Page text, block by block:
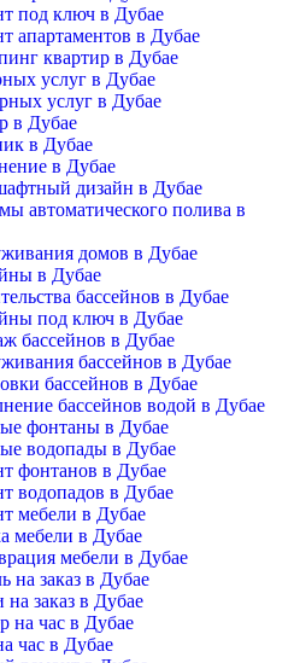
под ключ в Дубае
апартаментов в Дубае
квартир в Дубае
услуг в Дубае
услуг в Дубае
в Дубае
в Дубае
в Дубае
дизайн в Дубае
автоматического полива в
домов в Дубае
в Дубае
бассейнов в Дубае
под ключ в Дубае
бассейнов в Дубае
бассейнов в Дубае
бассейнов в Дубае
бассейнов водой в Дубае
фонтаны в Дубае
водопады в Дубае
фонтанов в Дубае
водопадов в Дубае
мебели в Дубае
мебели в Дубае
мебели в Дубае
на заказ в Дубае
заказ в Дубае
на час в Дубае
час в Дубае